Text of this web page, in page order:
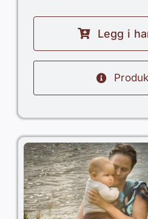
Legg i